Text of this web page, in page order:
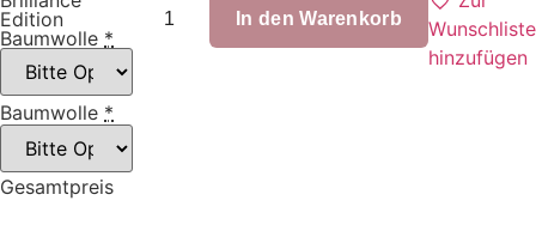
Edition
Baumwolle *
Baumwolle *
Gesamtpreis
offwhite
In den Warenkorb
Wunschliste
hinzufügen